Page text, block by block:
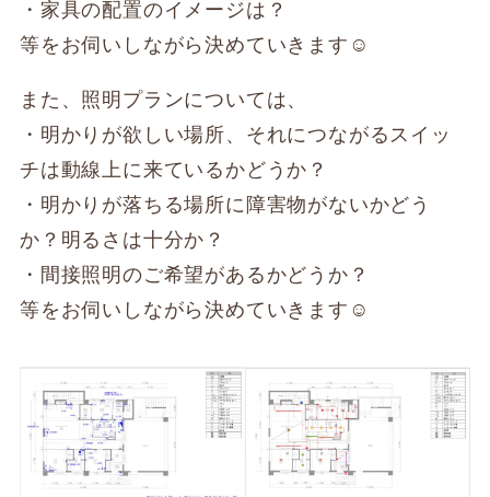
・家具の配置のイメージは？
等をお伺いしながら決めていきます☺
また、照明プランについては、
・明かりが欲しい場所、それにつながるスイッ
チは動線上に来ているかどうか？
・明かりが落ちる場所に障害物がないかどう
か？明るさは十分か？
・間接照明のご希望があるかどうか？
等をお伺いしながら決めていきます☺